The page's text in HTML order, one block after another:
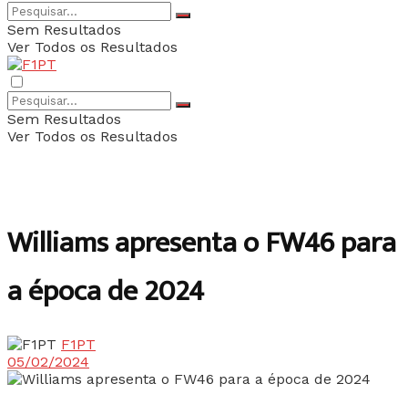
Sem Resultados
Ver Todos os Resultados
Sem Resultados
Ver Todos os Resultados
Williams apresenta o FW46 para
a época de 2024
F1PT
05/02/2024